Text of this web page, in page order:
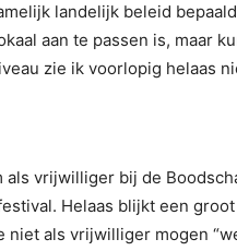
landelijk beleid
aan te passen is, maar
zie ik voorlopig helaas
als vrijwilliger bij de
Helaas blijkt een
als vrijwilliger mogen